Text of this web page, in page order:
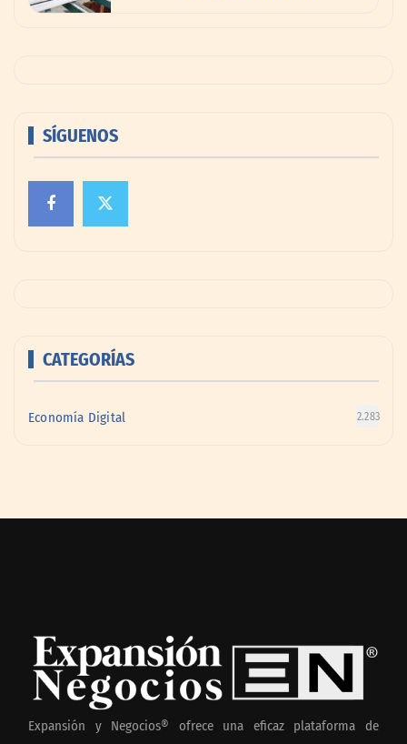
SÍGUENOS
CATEGORÍAS
Economía Digital 2.283
Expansión y Negocios® ofrece una eficaz plataforma de